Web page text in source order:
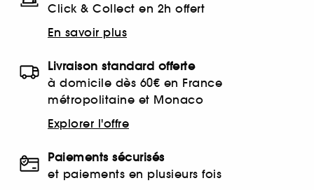
Click & Collect en 2h offert
En savoir plus
Livraison standard offerte
à domicile dès 60€ en France
métropolitaine et Monaco
Explorer l'offre
Paiements sécurisés
et paiements en plusieurs fois